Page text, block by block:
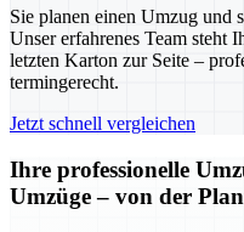
Sie planen einen Umzug und
Unser erfahrenes Team steht
letzten Karton zur Seite –
termingerecht.
Jetzt schnell vergleichen
Ihre professionelle
Umzüge – von der